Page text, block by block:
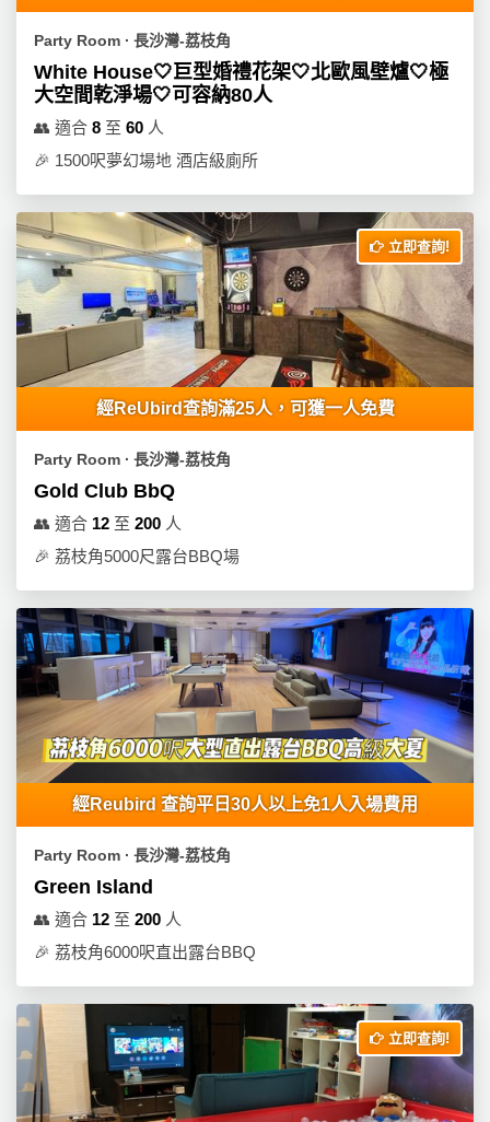
a
t
y
R
o
o
到
蛋
糕
及
花
藝
禮
品
訂
禮
物
地
佈
置
用
品
即
食
搞
P
a
r
t
朋
慶
祝
拍
拖
企
業
司
活
動
婚
禮
親
子
活
動
活
動
攻
略
動
員
會
員
夾
時
間
神
器
情
侶
心
清
單
聯
Party Room ∙ 長沙灣-荔枝角
White House🤍巨型婚禮花架🤍北歐風壁爐🤍極
大空間乾淨場🤍可容納80人
👥 適合 8 至 60 人
🎉 1500呎夢幻場地 酒店級廁所
立即查詢!
經ReUbird查詢滿25人，可獲一人免費
Party Room ∙ 長沙灣-荔枝角
Gold Club BbQ
👥 適合 12 至 200 人
🎉 荔枝角5000尺露台BBQ場
經Reubird 查詢平日30人以上免1人入場費用
Party Room ∙ 長沙灣-荔枝角
Green Island
👥 適合 12 至 200 人
🎉 荔枝角6000呎直出露台BBQ
立即查詢!